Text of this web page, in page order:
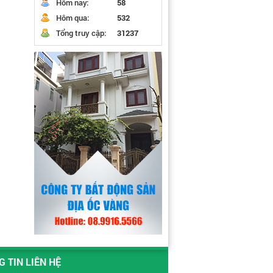
Hôm nay:
58
Hôm qua:
532
Tổng truy cập:
31237
TIN LIÊN HỆ